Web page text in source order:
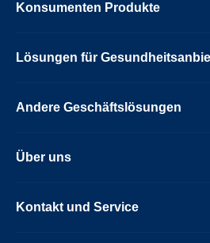
Konsumenten Produkte
Lösungen für
Andere Geschäftslösungen
Über uns
Kontakt und Service